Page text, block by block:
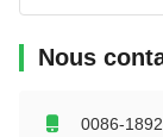
Nous
0086-